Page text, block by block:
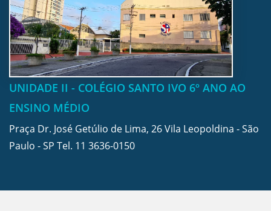
UNIDADE II - COLÉGIO SANTO IVO 6º ANO AO
ENSINO MÉDIO
Praça Dr. José Getúlio de Lima, 26 Vila Leopoldina - São
Paulo - SP Tel. 11 3636-0150